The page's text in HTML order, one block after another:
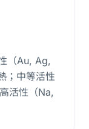
（Au, Ag,
；中等活性
活性（Na,